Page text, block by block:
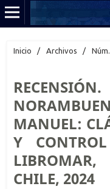
Inicio / Archivos /
MANUEL:
Y
CHILE, 2024